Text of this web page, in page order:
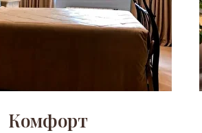
Комфорт